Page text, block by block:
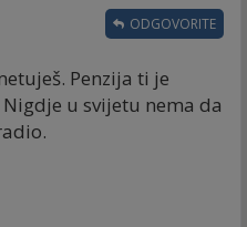
Penzija ti je
u svijetu nema da
ODGOVORITE